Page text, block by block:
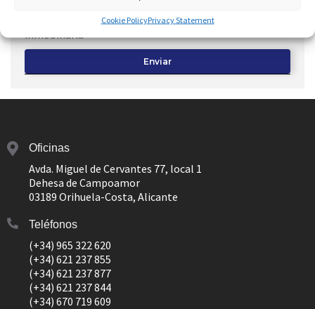
Cookie PolicyPrivacy Statement
recibir una respuesta a esta petición yPublicidad
inmobiliaria
Enviar
Oficinas
Avda. Miguel de Cervantes 77, local 1
Dehesa de Campoamor
03189 Orihuela-Costa, Alicante
Teléfonos
(+34) 965 322 620
(+34) 621 237 855
(+34) 621 237 877
(+34) 621 237 844
(+34) 670 719 609